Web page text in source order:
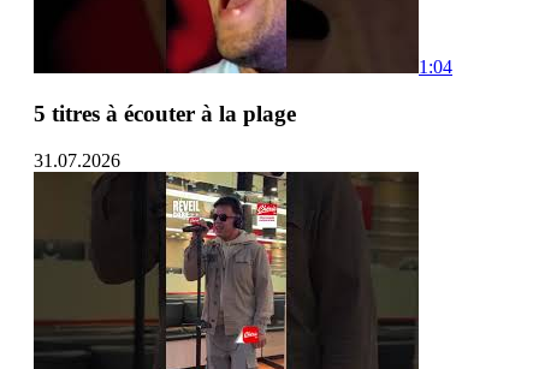
1:04
5 titres à écouter à la plage
31.07.2026